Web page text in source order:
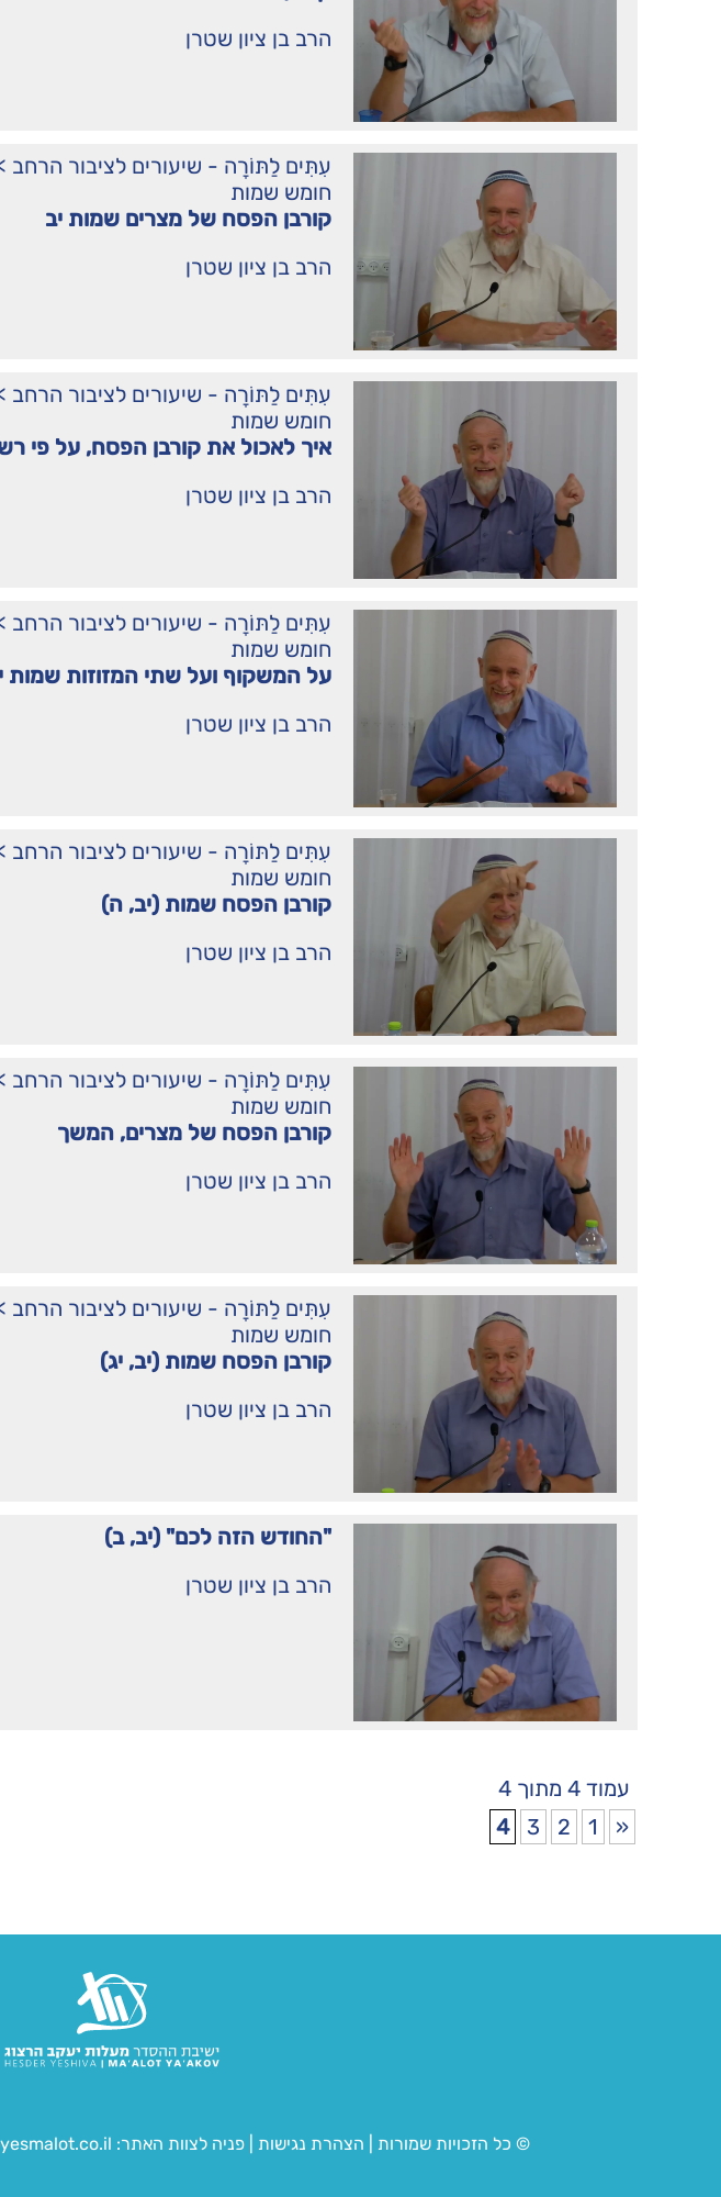
הרב בן ציון שטרן
עִתִּים לַתּוֹרָה - שיעורים לציבור הרחב
חומש שמות
קורבן הפסח של מצרים שמות יב
הרב בן ציון שטרן
עִתִּים לַתּוֹרָה - שיעורים לציבור הרחב
חומש שמות
איך לאכול את קורבן הפסח, על פי
הרב בן ציון שטרן
עִתִּים לַתּוֹרָה - שיעורים לציבור הרחב
חומש שמות
על המשקוף ועל שתי המזוזות שמות
הרב בן ציון שטרן
עִתִּים לַתּוֹרָה - שיעורים לציבור הרחב
חומש שמות
קורבן הפסח שמות (יב, ה)
הרב בן ציון שטרן
עִתִּים לַתּוֹרָה - שיעורים לציבור הרחב
חומש שמות
קורבן הפסח של מצרים, המשך
הרב בן ציון שטרן
עִתִּים לַתּוֹרָה - שיעורים לציבור הרחב
חומש שמות
קורבן הפסח שמות (יב, יג)
הרב בן ציון שטרן
"החודש הזה לכם" (יב, ב)
הרב בן ציון שטרן
עמוד 4 מתוך 4
«
1
2
3
4
© כל הזכויות שמורות הצהרת נגישות פניה לצוות האתר: